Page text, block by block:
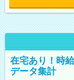
在宅あり！時
データ集計